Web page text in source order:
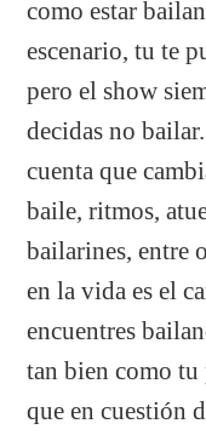
como estar
escenario, tu te
pero el show
decidas no
cuenta que
baile, ritmos,
bailarines, entre
en la vida es el
encuentres
tan bien como tu
que en cuestión